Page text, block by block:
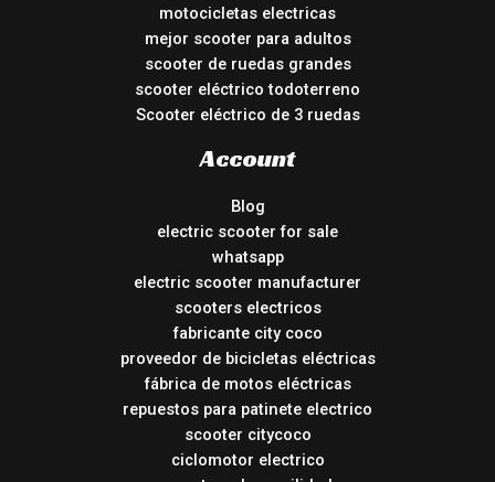
motocicletas electricas
mejor scooter para adultos
scooter de ruedas grandes
scooter eléctrico todoterreno
Scooter eléctrico de 3 ruedas
Account
Blog
electric scooter for sale
whatsapp
electric scooter manufacturer
scooters electricos
fabricante city coco
proveedor de bicicletas eléctricas
fábrica de motos eléctricas
repuestos para patinete electrico
scooter citycoco
ciclomotor electrico